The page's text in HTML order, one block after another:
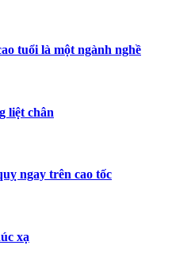
tuổi là một ngành nghề
liệt chân
ngay trên cao tốc
xạ